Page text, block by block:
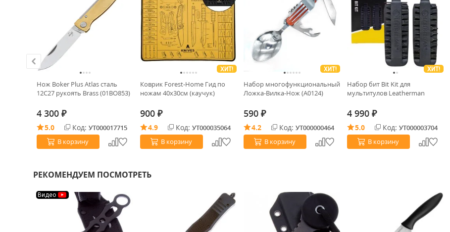
Нож Boker Plus Atlas сталь
12С27 рукоять Brass (01BO853)
4 300 ₽
5.0 Код: УТ000017715
В корзину
ХИТ!
Коврик Forest-Home Гид по
ножам 40х30см (каучук)
900 ₽
4.9 Код: УТ000035064
В корзину
ХИТ!
Набор многофункциональный
Ложка-Вилка-Нож (А0124)
590 ₽
4.2 Код: УТ000000464
В корзину
ХИТ!
Набор бит Bit Kit для
мультитулов Leatherman
4 990 ₽
5.0 Код: УТ000003704
В корзину
РЕКОМЕНДУЕМ ПОСМОТРЕТЬ
Видео